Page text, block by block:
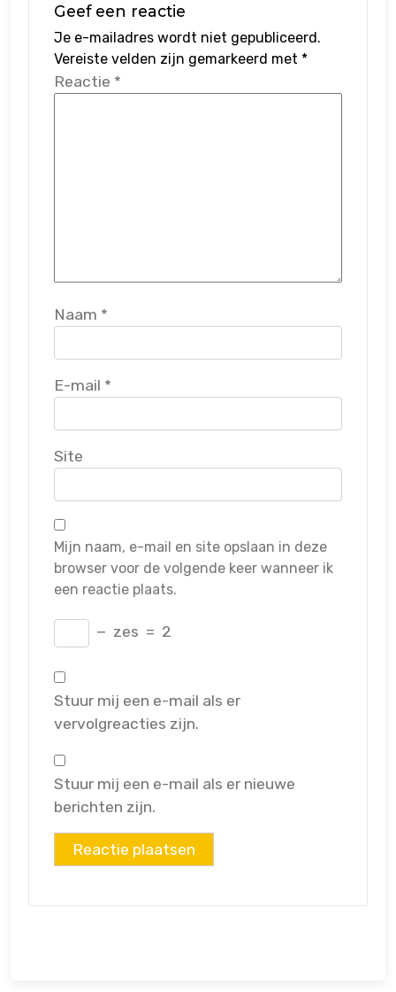
Geef een reactie
Je e-mailadres wordt niet gepubliceerd.
Vereiste velden zijn gemarkeerd met *
Reactie *
Naam *
E-mail *
Site
Mijn naam, e-mail en site opslaan in deze
browser voor de volgende keer wanneer ik
een reactie plaats.
− zes = 2
Stuur mij een e-mail als er
vervolgreacties zijn.
Stuur mij een e-mail als er nieuwe
berichten zijn.